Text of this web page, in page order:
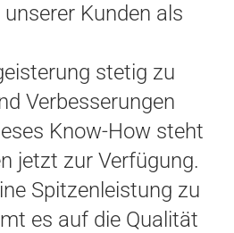
Kunden als
stetig zu
Verbesserungen
Know-How steht
jetzt zur Verfügung.
Spitzenleistung zu
es auf die Qualität